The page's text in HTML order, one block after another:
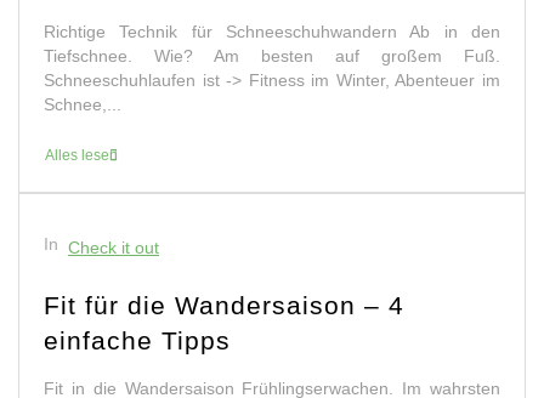
Richtige Technik für Schneeschuhwandern Ab in den
Tiefschnee. Wie? Am besten auf großem Fuß.
Schneeschuhlaufen ist -> Fitness im Winter, Abenteuer im
Schnee,...
Alles lesen
In Check it out
Fit für die Wandersaison – 4
einfache Tipps
Fit in die Wandersaison Frühlingserwachen. Im wahrsten